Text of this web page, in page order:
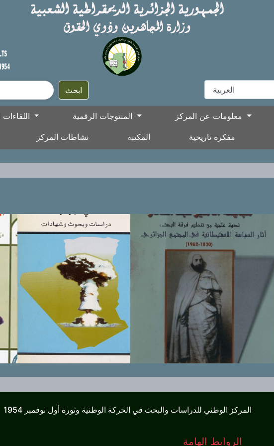
ابحث
مفكرة تاريخية المكتبة نشاطات المركز
المركز الوطني للدراسات والبحث في الحركة الوطنية وثورة أول نوفمبر 1954
الروابط الهامة